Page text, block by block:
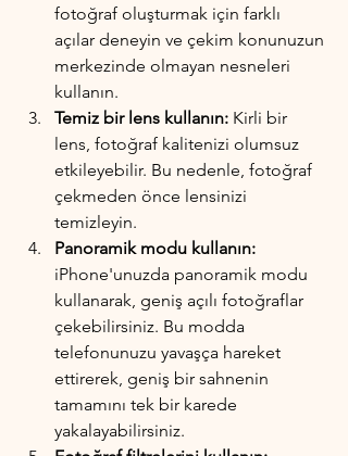
fotoğraf oluşturmak için farklı
açılar deneyin ve çekim konunuzun
merkezinde olmayan nesneleri
kullanın.
Temiz bir lens kullanın: Kirli bir
lens, fotoğraf kalitenizi olumsuz
etkileyebilir. Bu nedenle, fotoğraf
çekmeden önce lensinizi
temizleyin.
Panoramik modu kullanın:
iPhone'unuzda panoramik modu
kullanarak, geniş açılı fotoğraflar
çekebilirsiniz. Bu modda
telefonunuzu yavaşça hareket
ettirerek, geniş bir sahnenin
tamamını tek bir karede
yakalayabilirsiniz.